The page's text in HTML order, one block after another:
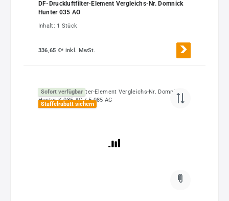
DF-Druckluftfilter-Element Vergleichs-Nr. Domnick
Hunter 035 AO
Inhalt: 1 Stück
336,65 €* inkl. MwSt.
Sofort verfügbar
Staffelrabatt sichern